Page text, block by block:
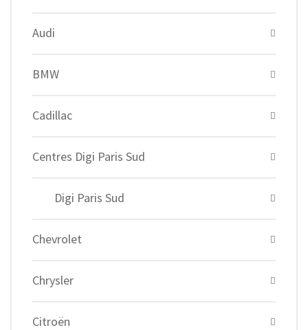
Audi
BMW
Cadillac
Centres Digi Paris Sud
Digi Paris Sud
Chevrolet
Chrysler
Citroën